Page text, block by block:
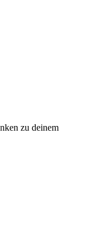
zu deinem